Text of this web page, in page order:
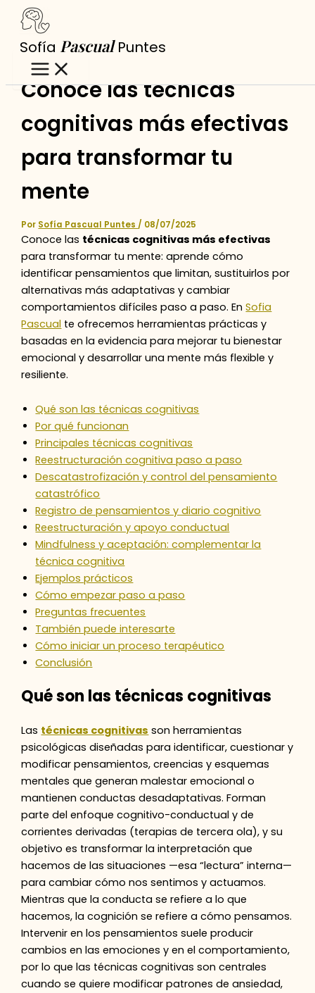
contenido
Sofía PascualPuntes
Conoce las técnicas
cognitivas más efectivas
para transformar tu
mente
Por Sofía Pascual Puntes / 08/07/2025
Conoce las técnicas cognitivas más efectivas
para transformar tu mente: aprende cómo
identificar pensamientos que limitan, sustituirlos por
alternativas más adaptativas y cambiar
comportamientos difíciles paso a paso. EnSofia
Pascual te ofrecemos herramientas prácticas y
basadas en la evidencia para mejorar tu bienestar
emocional y desarrollar una mente más flexible y
resiliente.
Qué son las técnicas cognitivas
Por qué funcionan
Principales técnicas cognitivas
Reestructuración cognitiva paso a paso
Descatastrofización y control del pensamiento
catastrófico
Registro de pensamientos y diario cognitivo
Reestructuración y apoyo conductual
Mindfulness y aceptación: complementar la
técnica cognitiva
Ejemplos prácticos
Cómo empezar paso a paso
Preguntas frecuentes
También puede interesarte
Cómo iniciar un proceso terapéutico
Conclusión
Qué son las técnicas cognitivas
Las técnicas cognitivas son herramientas
psicológicas diseñadas para identificar, cuestionar y
modificar pensamientos, creencias y esquemas
mentales que generan malestar emocional o
mantienen conductas desadaptativas. Forman
parte del enfoque cognitivo-conductual y de
corrientes derivadas (terapias de tercera ola), y su
objetivo es transformar la interpretación que
hacemos de las situaciones —esa “lectura” interna—
para cambiar cómo nos sentimos y actuamos.
Mientras que la conducta se refiere a lo que
hacemos, la cognición se refiere a cómo pensamos.
Intervenir en los pensamientos suele producir
cambios en las emociones y en el comportamiento,
por lo que las técnicas cognitivas son centrales
cuando se quiere modificar patrones de ansiedad,